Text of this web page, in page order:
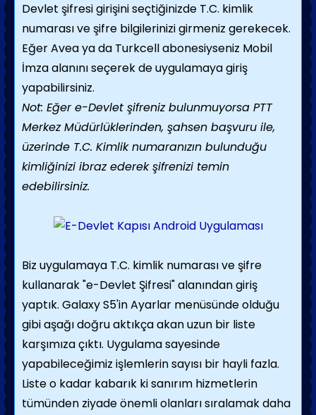
Devlet şifresi girişini seçtiğinizde T.C. kimlik
numarası ve şifre bilgilerinizi girmeniz gerekecek.
Eğer Avea ya da Turkcell abonesiyseniz Mobil
İmza alanını seçerek de uygulamaya giriş
yapabilirsiniz.
Not: Eğer e-Devlet şifreniz bulunmuyorsa PTT
Merkez Müdürlüklerinden, şahsen başvuru ile,
üzerinde T.C. Kimlik numaranızın bulunduğu
kimliğinizi ibraz ederek şifrenizi temin
edebilirsiniz.
Biz uygulamaya T.C. kimlik numarası ve şifre
kullanarak "e-Devlet Şifresi" alanından giriş
yaptık. Galaxy S5'in Ayarlar menüsünde olduğu
gibi aşağı doğru aktıkça akan uzun bir liste
karşımıza çıktı. Uygulama sayesinde
yapabileceğimiz işlemlerin sayısı bir hayli fazla.
Liste o kadar kabarık ki sanırım hizmetlerin
tümünden ziyade önemli olanları sıralamak daha